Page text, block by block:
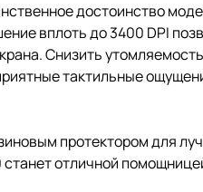
достоинство
вплоть до 3400 DPI
Снизить
тактильные
протектором для
отличной